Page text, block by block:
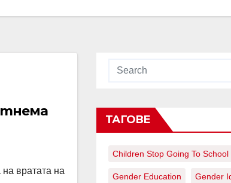
вратата на
ТАГОВЕ
Children Stop Going To School
Gender Education Gender